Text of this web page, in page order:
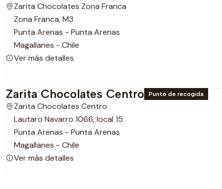
Zarita Chocolates Zona Franca
Zona Franca, M3
Punta Arenas - Punta Arenas
Magallanes - Chile
Ver más detalles
Zarita Chocolates Centro Punto de recogida
Zarita Chocolates Centro
Lautaro Navarro 1066, local 15
Punta Arenas - Punta Arenas
Magallanes - Chile
Ver más detalles